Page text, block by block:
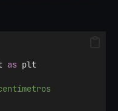
as plt